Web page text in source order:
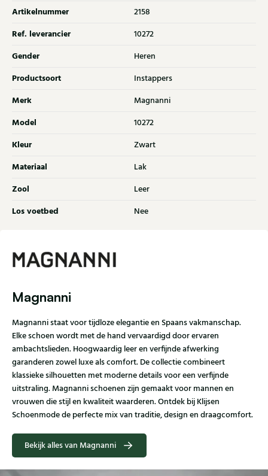
Artikelnummer 2158
Ref. leverancier 10272
Gender Heren
Productsoort Instappers
Merk Magnanni
Model 10272
Kleur Zwart
Materiaal Lak
Zool Leer
Los voetbed Nee
Magnanni
Magnanni staat voor tijdloze elegantie en Spaans vakmanschap.
Elke schoen wordt met de hand vervaardigd door ervaren
ambachtslieden. Hoogwaardig leer en verfijnde afwerking
garanderen zowel luxe als comfort. De collectie combineert
klassieke silhouetten met moderne details voor een verfijnde
uitstraling. Magnanni schoenen zijn gemaakt voor mannen en
vrouwen die stijl en kwaliteit waarderen. Ontdek bij Klijsen
Schoenmode de perfecte mix van traditie, design en draagcomfort.
Bekijk alles van Magnanni